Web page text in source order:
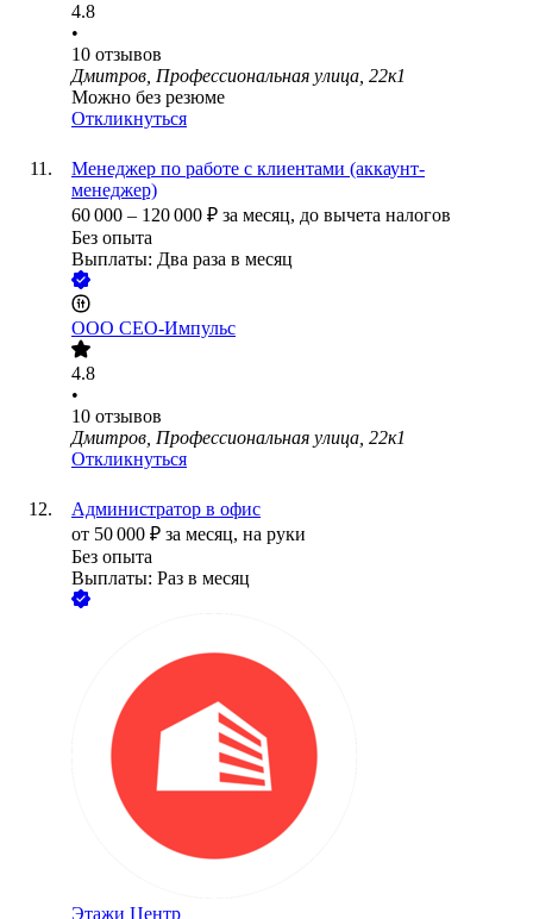
4.8
•
10 отзывов
Дмитров, Профессиональная улица, 22к1
Можно без резюме
Откликнуться
Менеджер по работе с клиентами (аккаунт-
менеджер)
60 000 – 120 000 ₽ за месяц, до вычета налогов
Без опыта
Выплаты: Два раза в месяц
ООО СЕО-Импульс
4.8
•
10 отзывов
Дмитров, Профессиональная улица, 22к1
Откликнуться
Администратор в офис
от 50 000 ₽ за месяц, на руки
Без опыта
Выплаты: Раз в месяц
Этажи Центр